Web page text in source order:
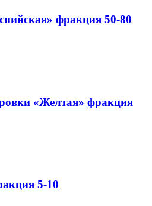
фракция 50-80
«Желтая» фракция
5-10